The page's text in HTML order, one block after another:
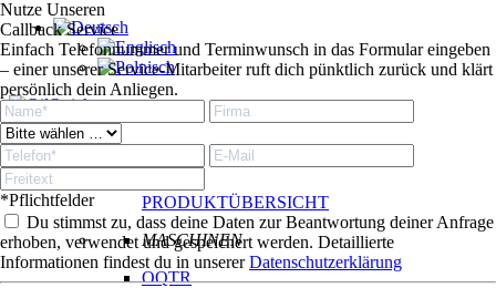
Produkte
PRODUKTÜBERSICHT
MASCHINEN
OQTR
Nutze Unseren
Callback Service
Einfach Telefonnummer und Terminwunsch in das Formular eingeben
– einer unserer Service-Mitarbeiter ruft dich pünktlich zurück und klärt
persönlich dein Anliegen.
*Pflichtfelder
Du stimmst zu, dass deine Daten zur Beantwortung deiner Anfrage
erhoben, verwendet und gespeichert werden. Detaillierte
Informationen findest du in unsererDatenschutzerklärung